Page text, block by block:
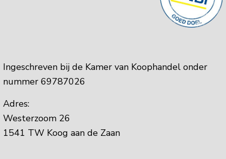
Ingeschreven bij de Kamer van Koophandel onder
nummer 69787026
Adres:
Westerzoom 26
1541 TW Koog aan de Zaan